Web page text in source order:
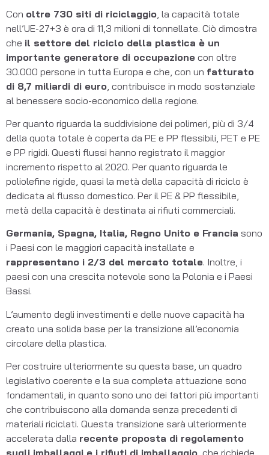
Con oltre 730 siti di riciclaggio , la capacità totale
nell’UE-27+3 è ora di 11,3 milioni di tonnellate. Ciò dimostra
che il settore del riciclo della plastica è un
importante generatore di occupazione con oltre
30.000 persone in tutta Europa e che, con un fatturato
di 8,7 miliardi di euro , contribuisce in modo sostanziale
al benessere socio-economico della regione.
Per quanto riguarda la suddivisione dei polimeri, più di 3/4
della quota totale è coperta da PE e PP flessibili, PET e PE
e PP rigidi. Questi flussi hanno registrato il maggior
incremento rispetto al 2020. Per quanto riguarda le
poliolefine rigide, quasi la metà della capacità di riciclo è
dedicata al flusso domestico. Per il PE & PP flessibile,
metà della capacità è destinata ai rifiuti commerciali.
Germania, Spagna, Italia, Regno Unito e Francia sono
i Paesi con le maggiori capacità installate e
rappresentano i 2/3 del mercato totale. Inoltre, i
paesi con una crescita notevole sono la Polonia e i Paesi
Bassi.
L’aumento degli investimenti e delle nuove capacità ha
creato una solida base per la transizione all’economia
circolare della plastica.
Per costruire ulteriormente su questa base, un quadro
legislativo coerente e la sua completa attuazione sono
fondamentali, in quanto sono uno dei fattori più importanti
che contribuiscono alla domanda senza precedenti di
materiali riciclati. Questa transizione sarà ulteriormente
accelerata dalla recente proposta di regolamento